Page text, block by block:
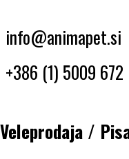
info@animapet.si
+386 (1) 5009 672
Veleprodaja /